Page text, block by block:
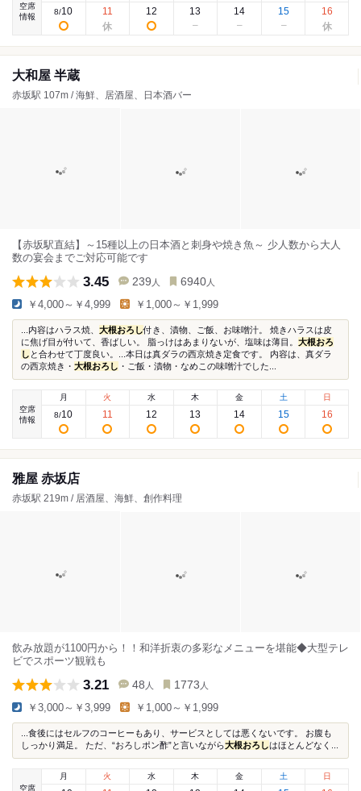
空席
情報
8/10 11 12 13 14 15 16
大和屋 半蔵
赤坂駅 107m / 海鮮、居酒屋、日本酒バー
【赤坂駅直結】～15種以上の日本酒と刺身や焼き魚～ 少人数から大人
数の宴会までご対応可能です
3.45 239 人 6940 人
￥4,000～￥4,999 ￥1,000～￥1,999
...内容はハラス焼、 大根おろし付き、漬物、ご飯、お味噌汁。 焼きハラスは皮
に焦げ目が付いて、香ばしい。 脂っけはあまりないが、塩味は薄目。 大根おろ
し と合わせて丁度良い。...本日は真ダラの西京焼き定食です。 内容は、真ダラ
の西京焼き・ 大根おろし ・ご飯・漬物・なめこの味噌汁でした...
空席
情報
月
8/10
火
11
水
12
木
13
金
14
土
15
日
16
雅屋 赤坂店
赤坂駅 219m / 居酒屋、海鮮、創作料理
飲み放題が1100円から！！和洋折衷の多彩なメニューを堪能◆大型テレ
ビでスポーツ観戦も
3.21 48 人 1773 人
￥3,000～￥3,999 ￥1,000～￥1,999
...食後にはセルフのコーヒーもあり、サービスとしては悪くないです。 お腹も
しっかり満足。 ただ、“おろしポン酢”と言いながら大根おろしはほとんどなく...
空席
月
火 水 木 金 土 日